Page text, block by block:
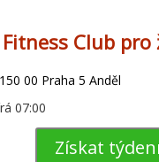
Club pro
00 Praha 5 Anděl
07:00
Získat